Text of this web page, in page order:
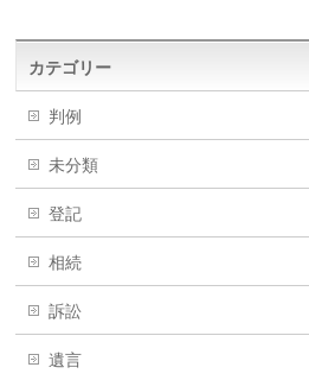
カテゴリー
判例
未分類
登記
相続
訴訟
遺言